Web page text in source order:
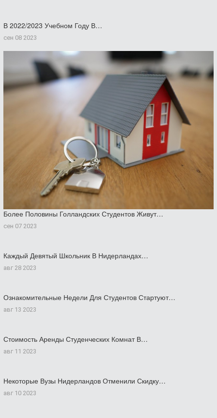
В 2022/2023 Учебном Году В…
сен 08 2023
Более Половины Голландских Студентов Живут…
сен 07 2023
Каждый Девятый Школьник В Нидерландах…
авг 28 2023
Ознакомительные Недели Для Студентов Стартуют…
авг 13 2023
Стоимость Аренды Студенческих Комнат В…
авг 11 2023
Некоторые Вузы Нидерландов Отменили Скидку…
авг 10 2023